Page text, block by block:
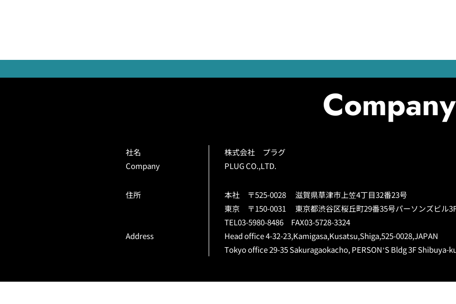
社名
株式会社 プラグ
Company
PLUG CO.,LTD.
住所
本社 〒525-0028 滋賀県草津市上笠4丁目32番23号
東京 〒150-0031 東京都渋谷区桜丘町29番35号パーソンズビル
TEL03-5980-8486 FAX03-5728-3324
Address
Head office 4-32-23,Kamigasa,Kusatsu,Shiga,525-0028,JAPAN
Tokyo office 29-35 Sakuragaokacho, PERSON’S Bldg 3F Shibuya-